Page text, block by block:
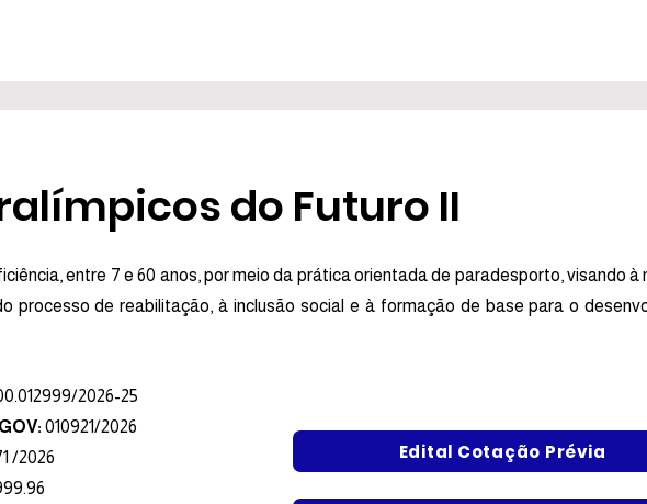
do Futuro II
entre 7 e 60 anos, por meio da prática orientada de paradesporto, visando à
processo de reabilitação, à inclusão social e à formação de base para o
2026-25
010921/2026
/2026
Edital Cotação Prévia